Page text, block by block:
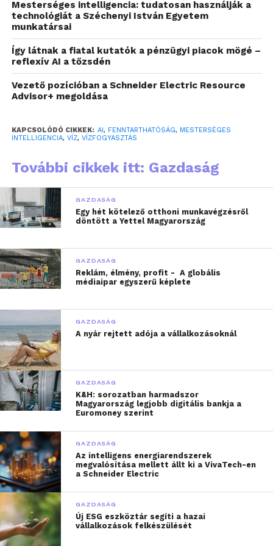
kevés figyelmet kapnak a stratégiai
tervezésben.
Harminc perc intenzív AI-használat – kódgenerálás,
kutatás, összetett lekérdezések – összesen több
mint 616 milliliter vizet igényel.
Összehasonlításképp: egy csésze kávé
teljes termelési láncot figyelembe véve – az AI ezzel
persze nem versenyez, de a globális felhasználás
összeadódva már komoly terhelést jelent a
vízkészletekre.
Mindez a Magyarországon is aktív víztechnológiai
dolgozó Xylem friss,Wa
új gazdaság öntözése)című tanulmányából derül ki,
amelyet a világ egyik vezető vízipari think tankjével,
a Global Water Intelligence-szel együttműködve
publikáltak.
Az AI vízlábnyoma nem ott van,
Mesterséges intelligencia: tudatosan használják a
technológiát a Széchenyi István Egyetem
munkatársai
Így látnak a fiatal kutatók a pénzügyi piacok mögé –
reflexív AI a tőzsdén
Vezető pozícióban a Schneider Electric Resource
Advisor+ megoldása
KAPCSOLÓDÓ CIKKEK: AI, FENNTARTHATÓSÁG, MESTERSÉGES
INTELLIGENCIA, VÍZ, VÍZFOGYASZTÁS
További cikkek itt: Gazdaság
GAZDASÁG
Egy hét kötelező otthoni munkavégzésről
döntött a Yettel Magyarország
GAZDASÁG
Reklám, élmény, profit - A globális
médiaipar egyszerű képlete
GAZDASÁG
A nyár rejtett adója a vállalkozásoknál
GAZDASÁG
K&H: sorozatban harmadszor
Magyarország legjobb digitális bankja a
Euromoney szerint
GAZDASÁG
Az intelligens energiarendszerek
megvalósítása mellett állt ki a VivaTech-en
a Schneider Electric
GAZDASÁG
Új ESG eszköztár segíti a hazai
vállalkozások felkészülését